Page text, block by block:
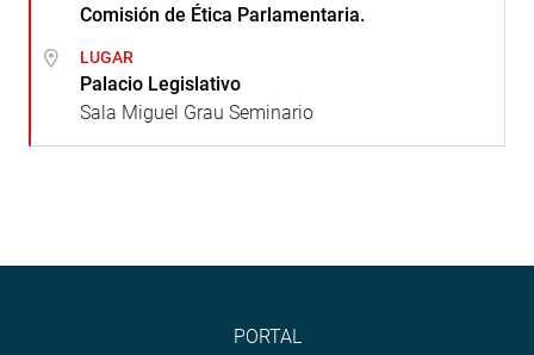
Comisión de Ética Parlamentaria.
LUGAR
Palacio Legislativo
Sala Miguel Grau Seminario
PORTAL